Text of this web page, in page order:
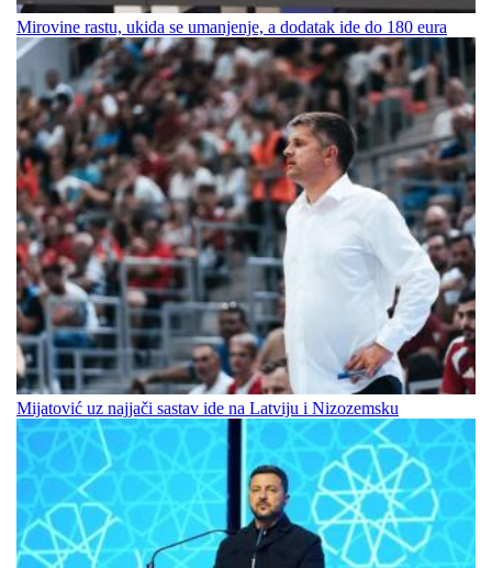
Mirovine rastu, ukida se umanjenje, a dodatak ide do 180 eura
Mijatović uz najjači sastav ide na Latviju i Nizozemsku